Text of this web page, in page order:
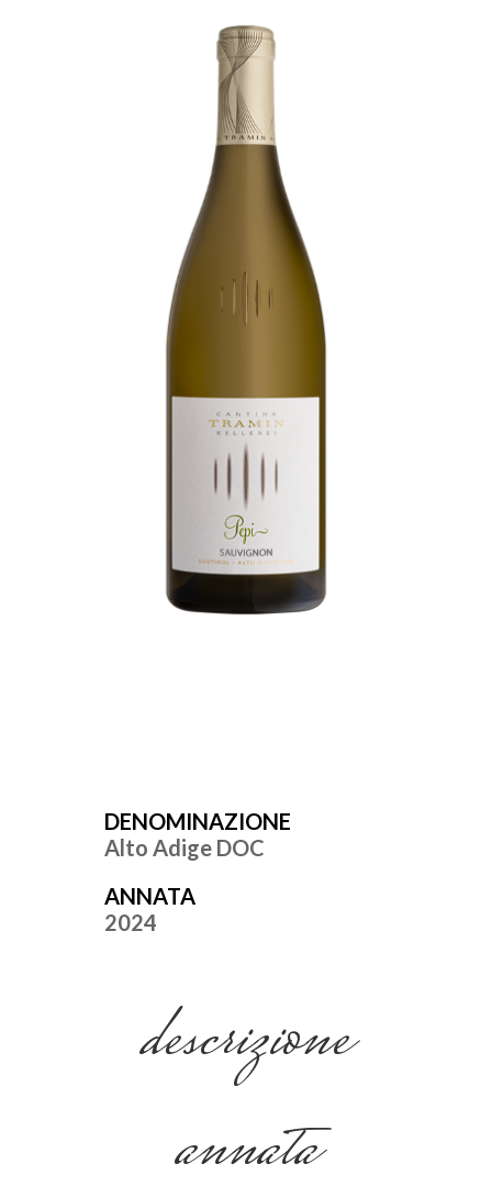
DENOMINAZIONE
Alto Adige DOC
ANNATA
2024
descrizione
annata